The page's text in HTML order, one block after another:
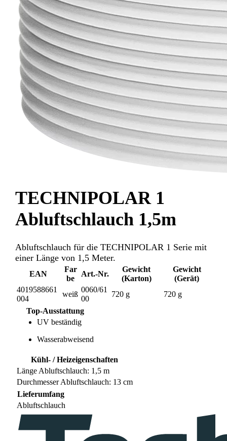
TECHNIPOLAR 1
Abluftschlauch 1,5m
Abluftschlauch für die TECHNIPOLAR 1 Serie mit
einer Länge von 1,5 Meter.
EAN
Far
be
Art.-Nr.
Gewicht
(Karton)
Gewicht
(Gerät)
4019588661
004
weiß
0060/61
00
720 g
720 g
Top-Ausstattung
UV beständig
Wasserabweisend
Kühl- / Heizeigenschaften
Länge Abluftschlauch: 1,5 m
Durchmesser Abluftschlauch: 13 cm
Lieferumfang
Abluftschlauch